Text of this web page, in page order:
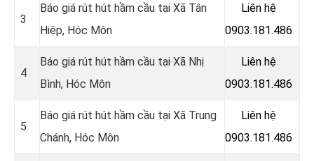
3
Báo giá rút hút hầm cầu tại Xã Tân
Hiệp, Hóc Môn
Liên hệ
0903.181.486
4
Báo giá rút hút hầm cầu tại Xã Nhị
Bình, Hóc Môn
Liên hệ
0903.181.486
5
Báo giá rút hút hầm cầu tại Xã Trung
Chánh, Hóc Môn
Liên hệ
0903.181.486